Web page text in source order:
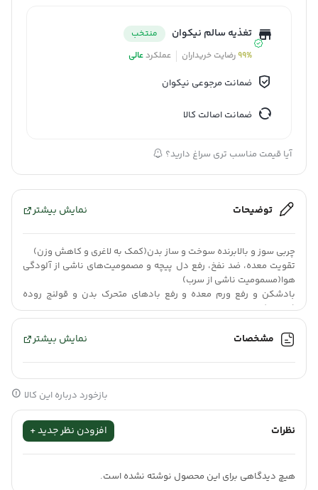
تغذیه سالم نیکوان
منتخب
99%رضایت خریداران عملکردعالی
ضمانت مرجوعی نیکوان
ضمانت اصالت کالا
آیا قیمت مناسب تری سراغ دارید؟
توضیحات نمایش بیشتر
چربی سوز و بالابرنده سوخت و ساز بدن(کمک به لاغری و کاهش وزن)
تقویت معده، ضد نفخ، رفع دل پیچه و مصمومیت‌های ناشی از آلودگی
هوا(مسمومیت ناشی از سرب)
بادشکن و رفع ورم معده و رفع بادهای متحرک بدن و قولنج روده
(قولون)
روغن زیره نیکوان (دارای مجوز) با طبع گرم و خشک، یکی از بهترین
(افزایش سوخت و ساز موضعی)
کمک به کاهش اثرات
آلودگی هوا
مشخصات نمایش بیشتر
بازخورد درباره این کالا
نظرات افزودن نظر جدید +
هیچ دیدگاهی برای این محصول نوشته نشده است.